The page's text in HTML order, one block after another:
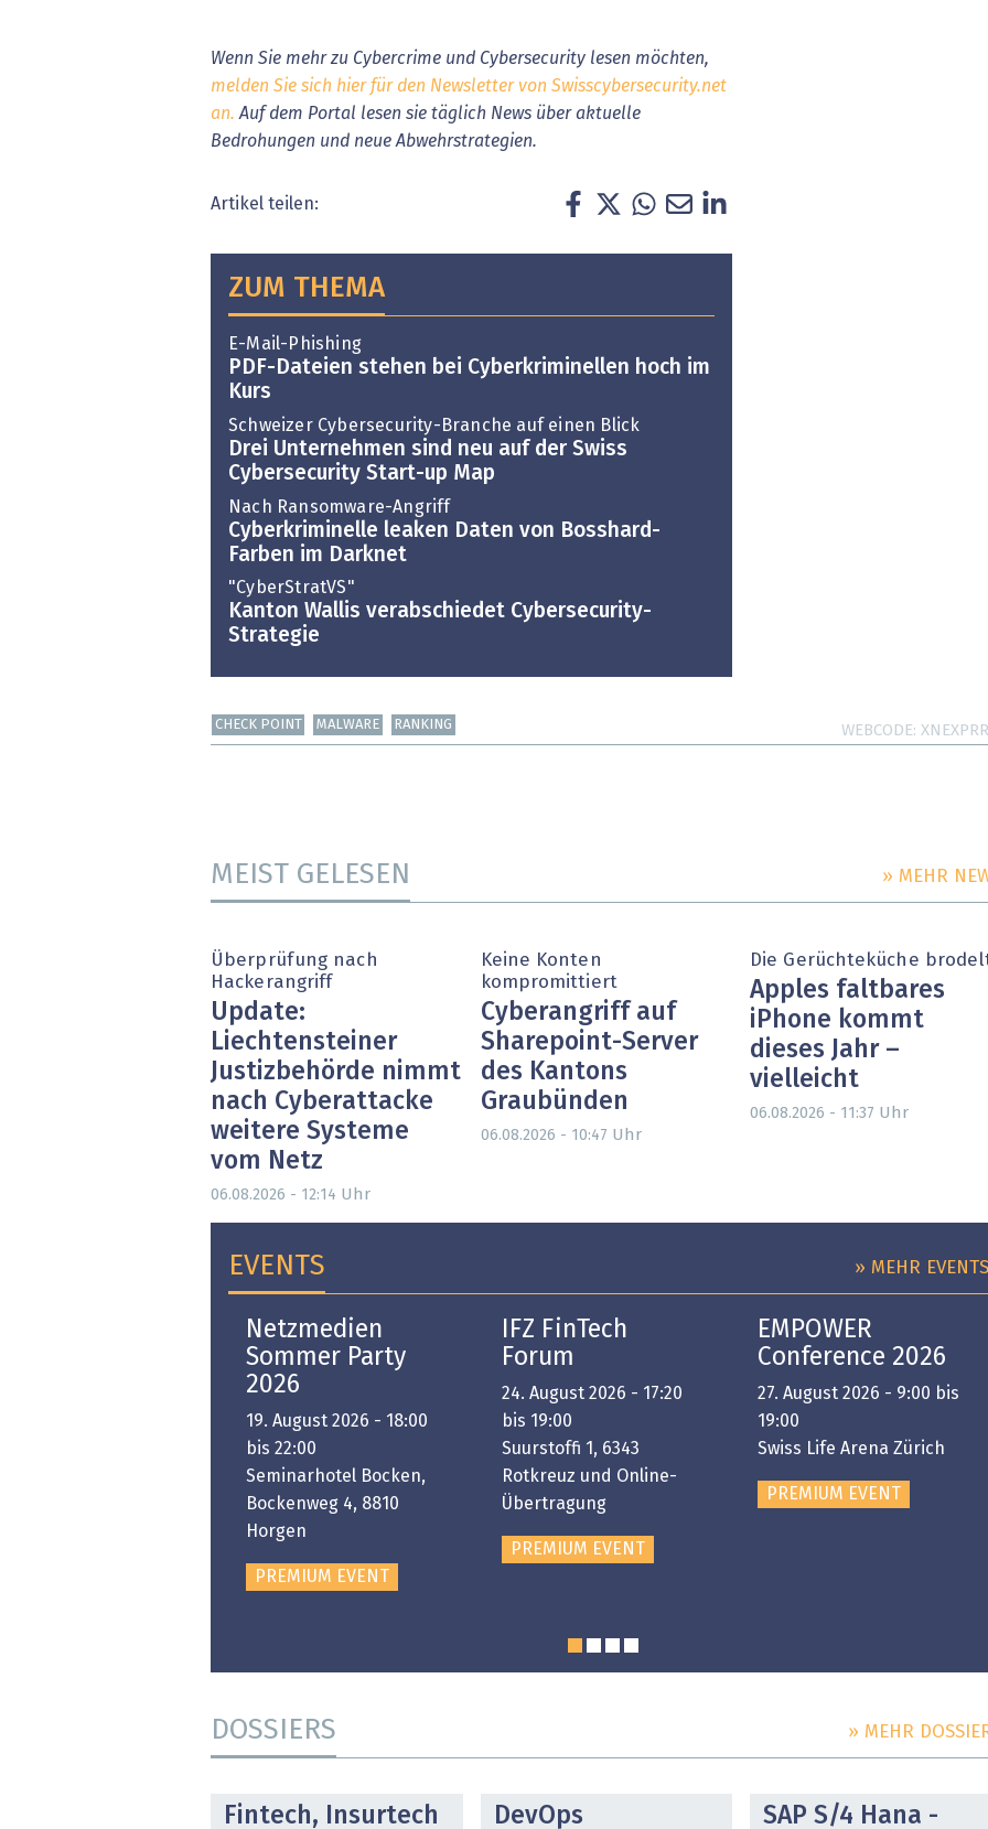
Wenn Sie mehr zu Cybercrime und Cybersecurity lesen möchten,
melden Sie sich hier für den Newsletter von Swisscybersecurity.net
an. Auf dem Portal lesen sie täglich News über aktuelle
Bedrohungen und neue Abwehrstrategien.
Artikel teilen:
ZUM THEMA
E-Mail-Phishing
PDF-Dateien stehen bei Cyberkriminellen hoch im
Kurs
Schweizer Cybersecurity-Branche auf einen Blick
Drei Unternehmen sind neu auf der Swiss
Cybersecurity Start-up Map
Nach Ransomware-Angriff
Cyberkriminelle leaken Daten von Bosshard-
Farben im Darknet
"CyberStratVS"
Kanton Wallis verabschiedet Cybersecurity-
Strategie
CHECK POINT MALWARE RANKING WEBCODE
MEIST GELESEN » MEHR
Überprüfung nach
Hackerangriff
Update:
Liechtensteiner
Justizbehörde nimmt
nach Cyberattacke
weitere Systeme
vom Netz
06.08.2026 - 12:14 Uhr
Keine Konten
kompromittiert
Cyberangriff auf
Sharepoint-Server
des Kantons
Graubünden
06.08.2026 - 10:47 Uhr
Die Gerüchteküche
Apples faltbares
iPhone kommt
dieses Jahr –
vielleicht
06.08.2026 - 11:37 Uhr
EVENTS » MEHR
Netzmedien
Sommer Party
2026
19. August 2026 - 18:00
bis 22:00
Seminarhotel Bocken,
Bockenweg 4, 8810
Horgen
PREMIUM EVENT
IFZ FinTech
Forum
24. August 2026 - 17:20
bis 19:00
Suurstoffi 1, 6343
Rotkreuz und Online-
Übertragung
PREMIUM EVENT
EMPOWER
Conference 2026
27. August 2026 - 9:00 bis
19:00
Swiss Life Arena Zürich
PREMIUM EVENT
DOSSIERS » MEHR
Fintech, Insurtech DevOps SAP S/4 Hana -